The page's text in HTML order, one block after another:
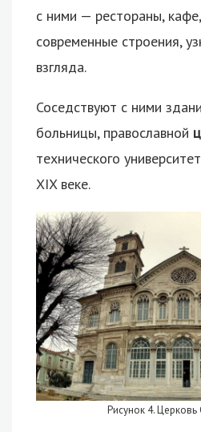
с ними — рестораны,
современные строения,
взгляда.
Соседствуют с ними
больницы, православной
технического
XIX веке.
Рисунок 4.